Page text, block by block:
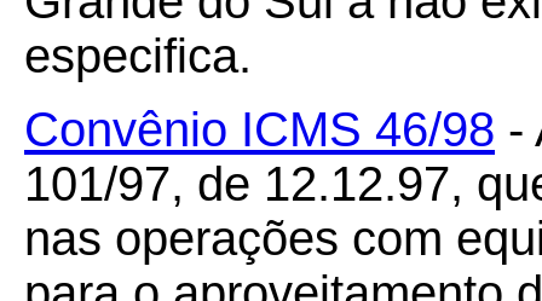
especifica.
Convênio ICMS 46/98 -
101/97, de 12.12.97,
nas operações com